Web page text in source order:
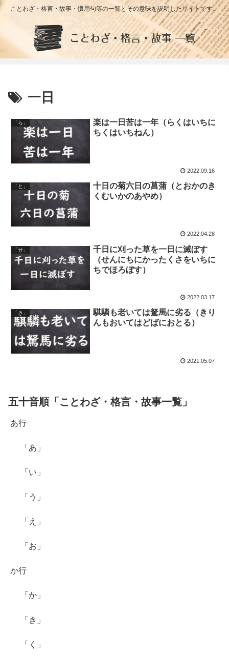
ことわざ・格言・故事・慣用句等の一覧とその意味を説明したサイトです。
一日
「ら」
楽は一日苦は一年（らくはいちに
ちくはいちねん）
2022.09.16
「と」
十日の菊六日の菖蒲（とおかのき
くむいかのあやめ）
2022.04.28
「せ」
千日に刈った草を一日に滅ぼす
（せんにちにかったくさをいちに
ちでほろぼす）
2022.03.17
「き」
騏驎も老いては駑馬に劣る（きり
んもおいてはどばにおとる）
2021.05.07
五十音順「ことわざ・格言・故事一覧」
あ行
「あ」
「い」
「う」
「え」
「お」
か行
「か」
「き」
「く」